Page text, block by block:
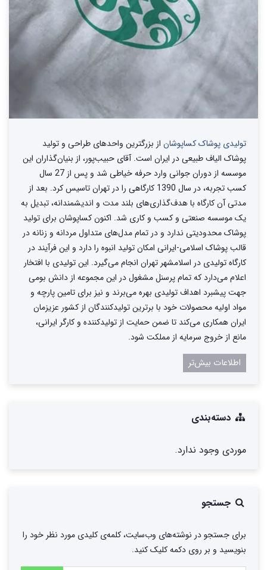
تولیدی پوشاک کساپوشان از بزرگترین واحد‌های طراحی و تولید‌
پوشاک الیاف طبیعی در ایران است. آقای حبیب‌پور، از بنیان‌گذاران این
موسسه از دوران جوانی وارد حرفه خیاطی شد و پس از 27 سال
کسب تجربه، در سال 1390 کارگاهی را در تهران تاسیس کرد. بعد از
مدتی آن کارگاه با هدف‌گذاری‌های بلند مدت و اندیشمندانه، تبدیل به
یک موسسه صنعتی و کسب و کاری شد. اکنون کساپوشان برای تولید
پوشاک محدودیتی ندارد و در تمام مدل‌های متداول مردانه و زنانه در
قالب پوشاک اسلامی-ایرانی امکان تولید انبوه را دارد و این فرآیند در
کارگاه تولیدی در اسلامشهر تهران انجام می‌گیرد. این تولیدی با افتخار
اعلام می‌دارد که تمام پرسنل مشغول در این مجموعه از دانش بومی
جهت پیشبرد اهداف تولیدی بهره می‌برند و نیز برای تامین پارچه و
مواد اولیه محصولات خود با برترین تولیدکنندگان از کشور عزیزمان
ایران همکاری می‌کند تا ضمن حمایت از تولیدکننده و کارگر ایرانی،
مانع از خروج سرمایه از مملکت شود.
اطلاعات بیش‌تر
دسته‌بندی
موردی وجود ندارد.
جستجو
برای جستجو در نوشته‌های وب‌سایت، کلمه‌ی کلیدی مورد نظر خود را
بنویسید و بر روی دکمه کلیک کنید.